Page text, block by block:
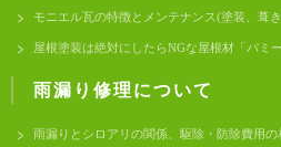
モニエル瓦の特徴とメンテナンス(塗装、葺
屋根塗装は絶対にしたらNGな屋根材「パミ
雨漏り修理について
雨漏りとシロアリの関係、駆除・防除費用の